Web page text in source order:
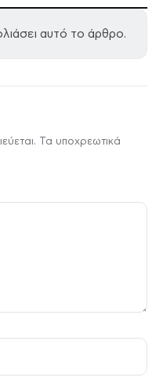
αυτό το άρθρο.
Τα υποχρεωτικά